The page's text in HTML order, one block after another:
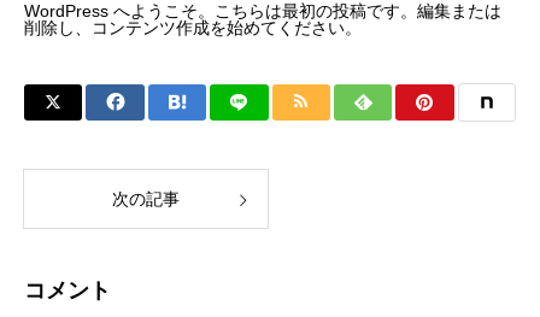
WordPress へようこそ。こちらは最初の投稿です。編集または
削除し、コンテンツ作成を始めてください。
次の記事
コメント